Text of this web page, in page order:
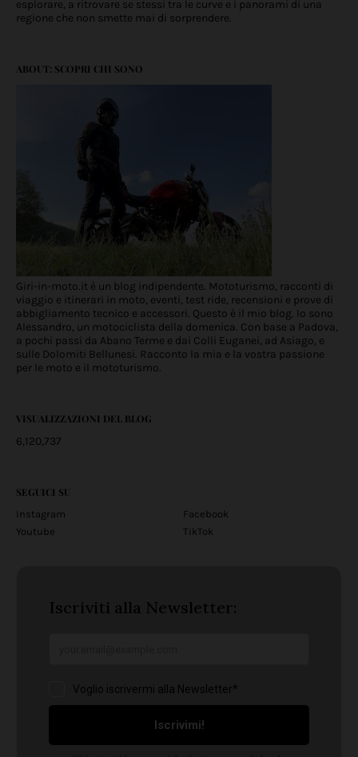
esplorare, a ritrovare se stessi tra le curve e i panorami di una
regione che non smette mai di sorprendere.
ABOUT: SCOPRI CHI SONO
Giri-in-moto.it è un blog indipendente. Mototurismo, racconti di
viaggio e itinerari in moto, eventi, test ride, recensioni e prove di
abbigliamento tecnico e accessori. Questo è il mio blog. Io sono
Alessandro, un motociclista della domenica. Con base a Padova,
a pochi passi da Abano Terme e dai Colli Euganei, ad Asiago, e
sulle Dolomiti Bellunesi. Racconto la mia e la vostra passione
per le moto e il mototurismo.
VISUALIZZAZIONI DEL BLOG
6,120,737
SEGUICI SU
Instagram
Facebook
Youtube
TikTok